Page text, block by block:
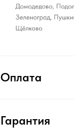
Оплата
Гарантия